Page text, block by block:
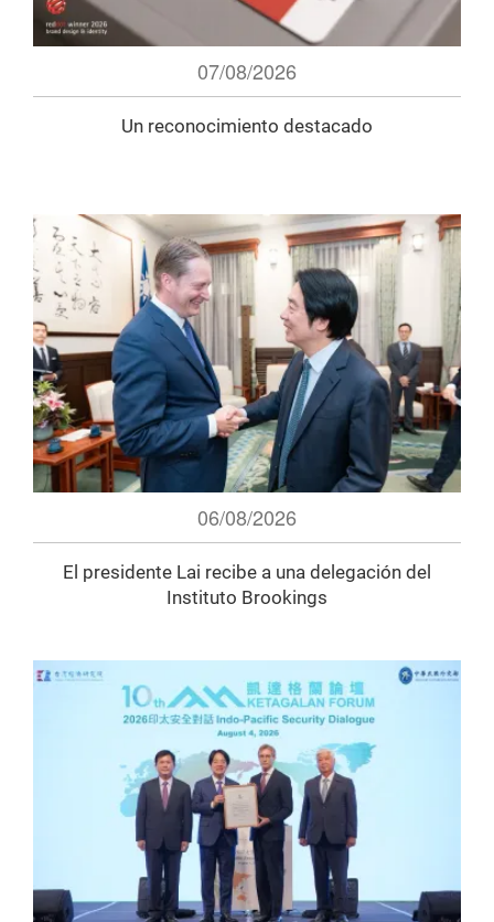
07/08/2026
Un reconocimiento destacado
06/08/2026
El presidente Lai recibe a una delegación del
Instituto Brookings